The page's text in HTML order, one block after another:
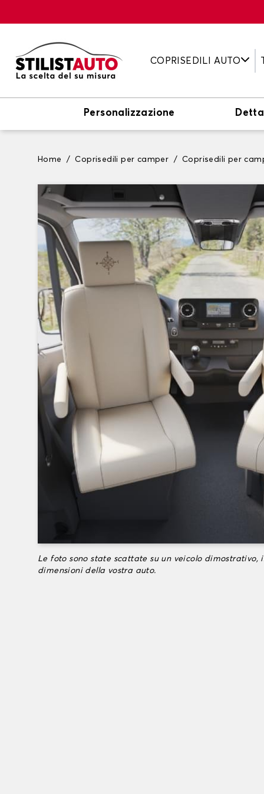
COPRISEDILI AUTO
Personalizzazione
Home Coprisedili per camper Coprisedili per
Le foto sono state scattate su un veicolo dimostrativo,
dimensioni della vostra auto.